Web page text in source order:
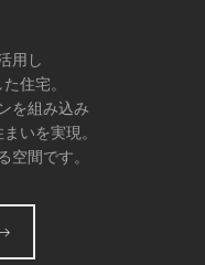
用し
住宅。
を組み込み
いを実現。
空間です。